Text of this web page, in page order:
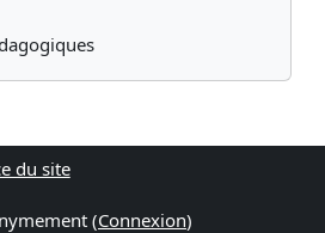
du site
(Connexion)